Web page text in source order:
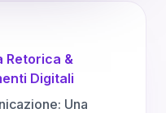
Retorica &
Digitali
Una